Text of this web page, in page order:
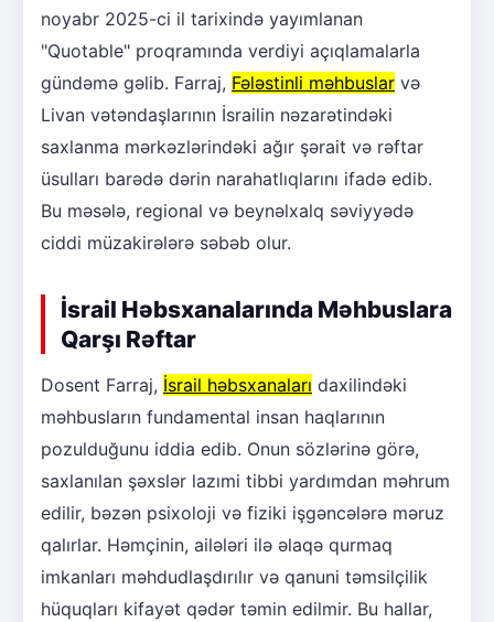
noyabr 2025-ci il tarixində yayımlanan
"Quotable" proqramında verdiyi açıqlamalarla
gündəmə gəlib. Farraj, Fələstinli məhbuslar və
Livan vətəndaşlarının İsrailin nəzarətindəki
saxlanma mərkəzlərindəki ağır şərait və rəftar
üsulları barədə dərin narahatlıqlarını ifadə edib.
Bu məsələ, regional və beynəlxalq səviyyədə
ciddi müzakirələrə səbəb olur.
İsrail Həbsxanalarında Məhbuslara
Qarşı Rəftar
Dosent Farraj, İsrail həbsxanaları daxilindəki
məhbusların fundamental insan haqlarının
pozulduğunu iddia edib. Onun sözlərinə görə,
saxlanılan şəxslər lazımi tibbi yardımdan məhrum
edilir, bəzən psixoloji və fiziki işgəncələrə məruz
qalırlar. Həmçinin, ailələri ilə əlaqə qurmaq
imkanları məhdudlaşdırılır və qanuni təmsilçilik
hüquqları kifayət qədər təmin edilmir. Bu hallar,